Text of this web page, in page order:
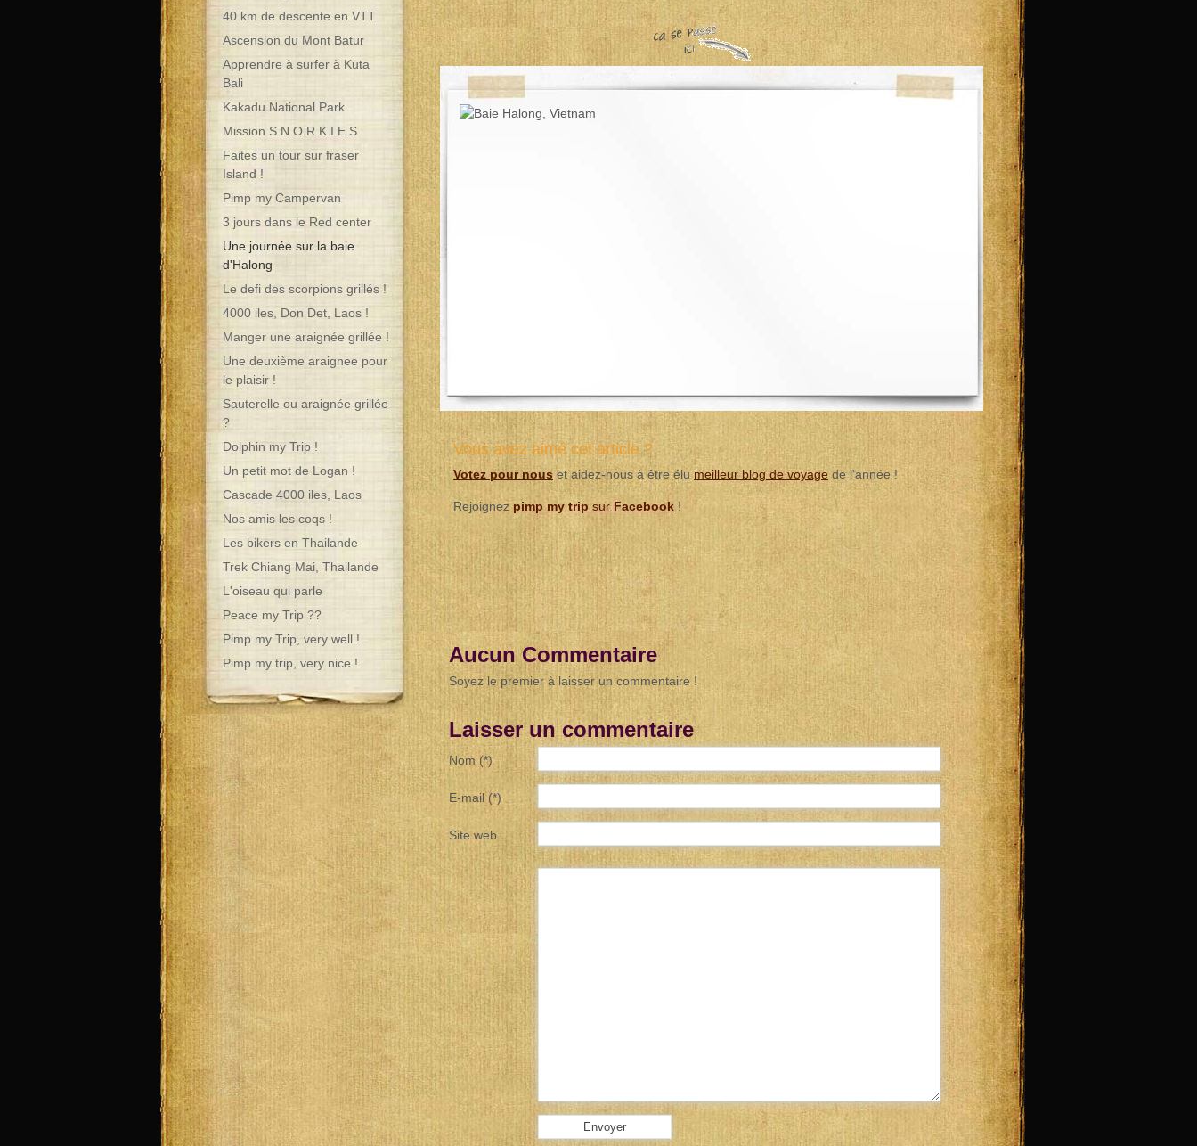
Vous avez aimé cet article ?
Votez pour nous et aidez-nous à être élumeilleur blog de voyage de l'année !
Rejoignez pimp my trip sur Facebook !
Aucun Commentaire
Soyez le premier à laisser un commentaire !
Laisser un commentaire
Nom (*)
E-mail (*)
Site web
40 km de descente en VTT
Ascension du Mont Batur
Apprendre à surfer à Kuta
Bali
Kakadu National Park
Mission S.N.O.R.K.I.E.S
Faites un tour sur fraser
Island !
Pimp my Campervan
3 jours dans le Red center
Une journée sur la baie
d'Halong
Le defi des scorpions grillés !
4000 iles, Don Det, Laos !
Manger une araignée grillée !
Une deuxième araignee pour
le plaisir !
Sauterelle ou araignée grillée
?
Dolphin my Trip !
Un petit mot de Logan !
Cascade 4000 iles, Laos
Nos amis les coqs !
Les bikers en Thailande
Trek Chiang Mai, Thailande
L'oiseau qui parle
Peace my Trip ??
Pimp my Trip, very well !
Pimp my trip, very nice !